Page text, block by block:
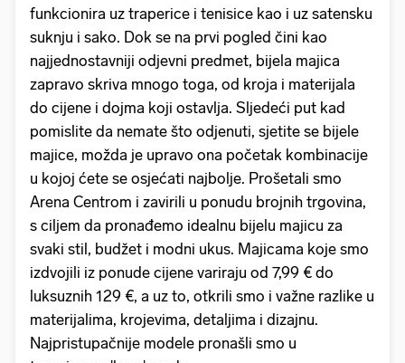
funkcionira uz traperice i tenisice kao i uz satensku
suknju i sako. Dok se na prvi pogled čini kao
najjednostavniji odjevni predmet, bijela majica
zapravo skriva mnogo toga, od kroja i materijala
do cijene i dojma koji ostavlja. Sljedeći put kad
pomislite da nemate što odjenuti, sjetite se bijele
majice, možda je upravo ona početak kombinacije
u kojoj ćete se osjećati najbolje. Prošetali smo
Arena Centrom i zavirili u ponudu brojnih trgovina,
s ciljem da pronađemo idealnu bijelu majicu za
svaki stil, budžet i modni ukus. Majicama koje smo
izdvojili iz ponude cijene variraju od 7,99 € do
luksuznih 129 €, a uz to, otkrili smo i važne razlike u
materijalima, krojevima, detaljima i dizajnu.
Najpristupačnije modele pronašli smo u